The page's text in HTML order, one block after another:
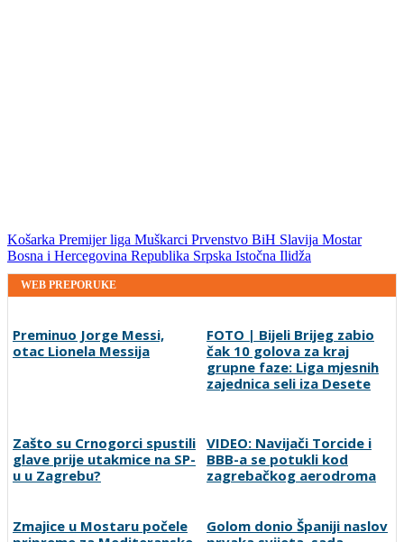
Košarka Premijer liga Muškarci Prvenstvo BiH Slavija Mostar
Bosna i Hercegovina Republika Srpska Istočna Ilidža
WEB PREPORUKE
otac Lionela Messija
čak 10 golova za kraj
grupne faze: Liga mjesnih
zajednica seli iza Desete